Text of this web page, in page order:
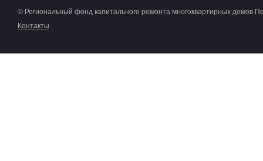
© Региональный фонд капитального ремонта многоквартирных домов
Контакты